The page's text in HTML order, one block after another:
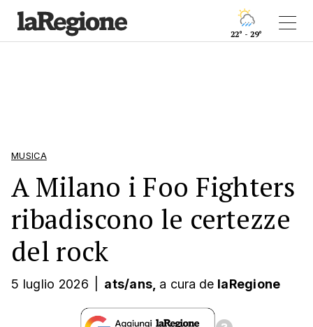
22° - 29°
MUSICA
A Milano i Foo Fighters
ribadiscono le certezze
del rock
5 luglio 2026 ats/ans, a cura de laRegione